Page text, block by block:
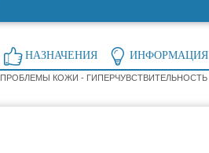
НАЗНАЧЕНИЯ ИНФОРМАЦИЯ
ПРОБЛЕМЫ КОЖИ - ГИПЕРЧУВСТВИТЕЛЬНОСТЬ